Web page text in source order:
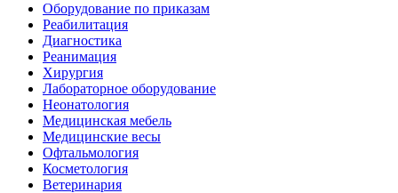
Оборудование по приказам
Реабилитация
Диагностика
Реанимация
Хирургия
Лабораторное оборудование
Неонатология
Медицинская мебель
Медицинские весы
Офтальмология
Косметология
Ветеринария